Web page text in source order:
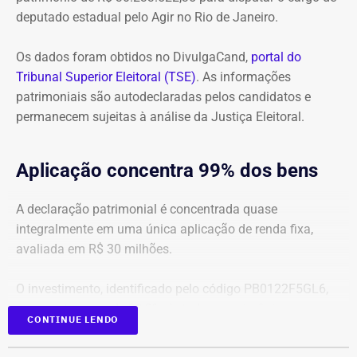
danos morais coletivos.
Globo”
deputado estadual pelo Agir no Rio de Janeiro.
Os dados foram obtidos no DivulgaCand, portal do
Tribunal Superior Eleitoral (TSE). As informações
patrimoniais são autodeclaradas pelos candidatos e
permanecem sujeitas à análise da Justiça Eleitoral.
Aplicação concentra 99% dos bens
A declaração patrimonial é concentrada quase
integralmente em uma única aplicação de renda fixa,
avaliada em R$ 30 milhões.
O investimento, identificado pelo código PB0122F5GL6,
representa cerca de 99,2% de todo o patrimônio
CONTINUE LENDO